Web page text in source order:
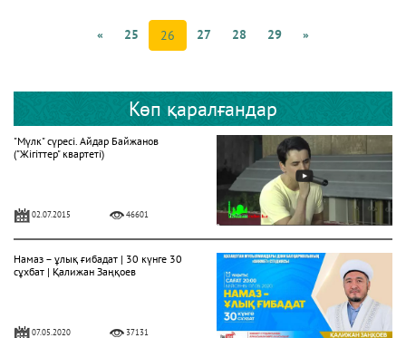
« 25 26 27 28 29 »
Көп қаралғандар
"Мүлк" сүресі. Айдар Байжанов
("Жігіттер" квартеті)
02.07.2015 46601
Намаз – ұлық ғибадат | 30 күнге 30
сұхбат | Қалижан Заңқоев
07.05.2020 37131